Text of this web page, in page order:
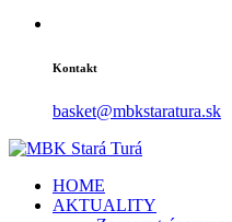
Kontakt
basket@mbkstaratura.sk
HOME
AKTUALITY